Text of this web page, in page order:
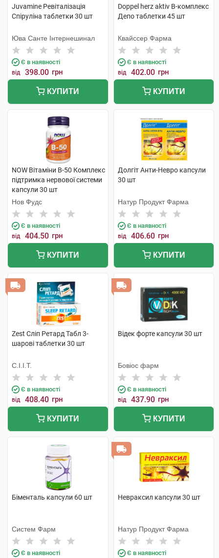
Juvamine Ревіталізація
Спіруліна таблетки 30 шт
Юва Санте Інтернешинал
Є в наявності
від 398.00 грн
КУПИТИ
Doppel herz aktiv В-комплекс
Депо таблетки 45 шт
Квайссер Фарма
Є в наявності
від 402.00 грн
КУПИТИ
NOW Вітаміни В-50 Комплекс
підтримка нервової системи
капсули 30 шт
Нов Фудс
Є в наявності
від 404.50 грн
КУПИТИ
Долгіт Анти-Невро капсули
30 шт
Натур Продукт Фарма
Є в наявності
від 406.60 грн
КУПИТИ
Zest Сліп Ретард Табл 3-
шарові таблетки 30 шт
С.І.І.Т.
Є в наявності
від 408.40 грн
КУПИТИ
Відек форте капсули 30 шт
Бовіос фарм
Є в наявності
від 437.90 грн
КУПИТИ
Біменталь капсули 60 шт
Систем Фарм
Є в наявності
Невраксил капсули 30 шт
Натур Продукт Фарма
Є в наявності